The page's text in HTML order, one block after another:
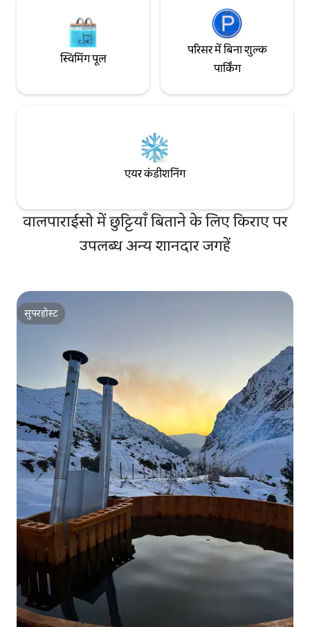
स्विमिंग पूल
परिसर में बिना शुल्क
पार्किंग
एयर कंडीशनिंग
वालपाराईसो में छुट्टियाँ बिताने के लिए किराए पर
उपलब्ध अन्य शानदार जगहें
सुपरहोस्ट
सुपरहोस्ट